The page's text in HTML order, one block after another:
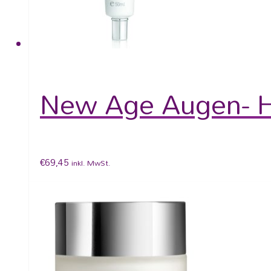
New Age Augen-
€69,45 inkl. MwSt.